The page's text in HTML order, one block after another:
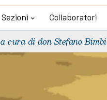
Sezioni Collaboratori
a cura di don Stefano Bimbi